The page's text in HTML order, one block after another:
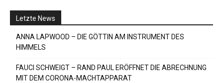
Letzte News
ANNA LAPWOOD – DIE GÖTTIN AM INSTRUMENT DES
HIMMELS
FAUCI SCHWEIGT – RAND PAUL ERÖFFNET DIE ABRECHNUNG
MIT DEM CORONA-MACHTAPPARAT